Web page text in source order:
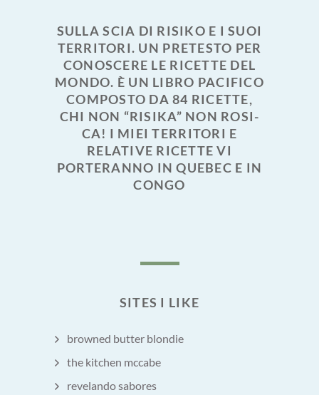
SULLA SCIA DI RISIKO E I SUOI
TERRITORI. UN PRETESTO PER
CONOSCERE LE RICETTE DEL
MONDO. È UN LIBRO PACIFICO
COMPOSTO DA 84 RICETTE,
CHI NON “RISIKA” NON ROSI-
CA! I MIEI TERRITORI E
RELATIVE RICETTE VI
PORTERANNO IN QUEBEC E IN
CONGO
SITES I LIKE
browned butter blondie
the kitchen mccabe
revelando sabores